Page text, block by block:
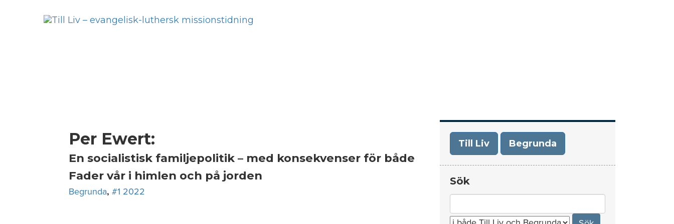
Per Ewert:
En socialistisk familjepolitik – med konsekvenser för både
Fader vår i himlen och på jorden
Begrunda, #1 2022
Till Liv Begrunda
Sök
for: